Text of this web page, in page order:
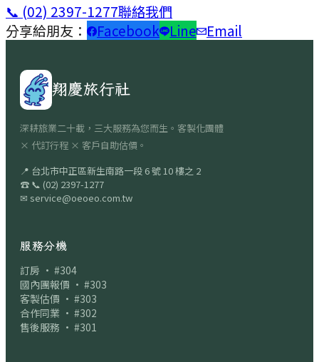
📞 (02) 2397-1277聯絡我們
分享給朋友：
Facebook Line Email
翔慶旅行社
深耕旅業二十載，三大服務為您而生。客製化團體
× 代訂行程 × 客戶自助估價。
📍 台北市中正區新生南路一段 6 號 10 樓之 2
☎ 📞 (02) 2397-1277
✉ service@oeoeo.com.tw
服務分機
訂房 · #304
國內團報價 · #303
客製估價 · #303
合作同業 · #302
售後服務 · #301